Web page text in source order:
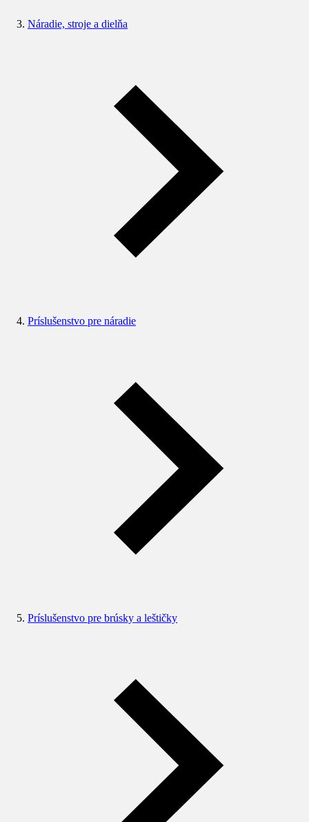
Náradie, stroje a dielňa
Príslušenstvo pre náradie
Príslušenstvo pre brúsky a leštičky